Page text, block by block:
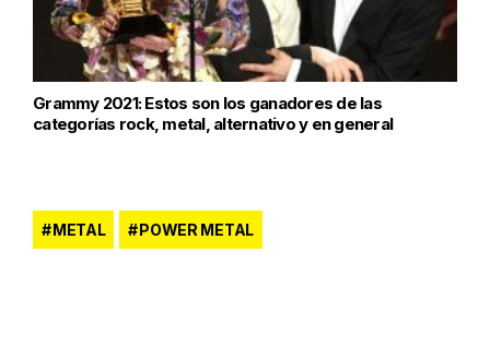
Grammy 2021: Estos son los ganadores de las
categorías rock, metal, alternativo y en general
METAL POWER METAL